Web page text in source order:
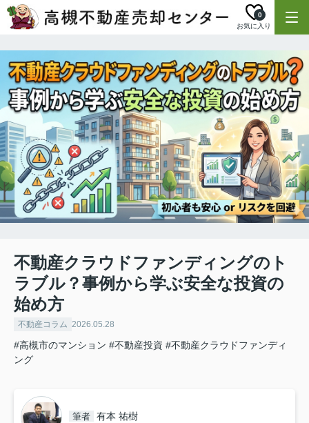
お気に入り
0
不動産クラウドファンディングのト
ラブル？事例から学ぶ安全な投資の
始め方
不動産コラム 2026.05.28
#高槻市のマンション #不動産投資 #不動産クラウドファンディ
ング
筆者 有本 祐樹